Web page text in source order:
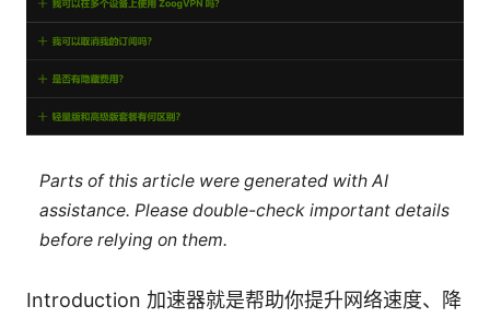
Parts of this article were generated with AI
assistance. Please double-check important details
before relying on them.
Introduction 加速器就是帮助你提升网络速度、降